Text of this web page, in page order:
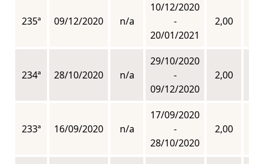
235ª 09/12/2020 n/a
10/12/2020
-
20/01/2021
2,00
234ª 28/10/2020 n/a
29/10/2020
-
09/12/2020
2,00
233ª 16/09/2020 n/a
17/09/2020
-
28/10/2020
2,00